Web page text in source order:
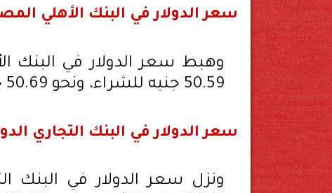
سعر الدولار في البنك الأهلي
وهبط سعر الدولار في البنك
50.59 جنيه للشراء، ونحو 50.69 جنيه للبيع.
سعر الدولار في البنك التجاري
ونزل سعر الدولار في البنك